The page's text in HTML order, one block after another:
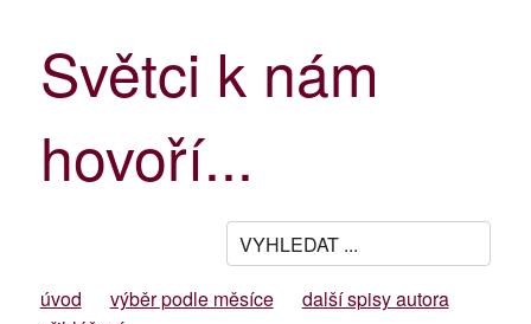
Světci k nám
hovoří...
úvod výběr podle měsíce
další spisy autora